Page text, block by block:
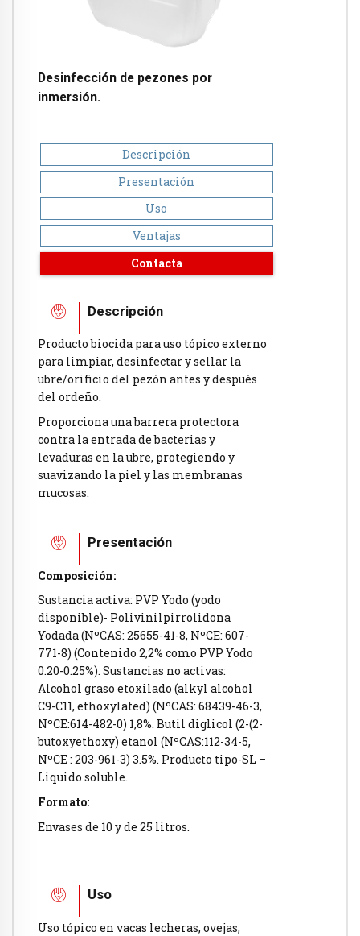
Desinfección de pezones por
inmersión.
Descripción
Presentación
Uso
Ventajas
Contacta
Descripción
Producto biocida para uso tópico externo
para limpiar, desinfectar y sellar la
ubre/orificio del pezón antes y después
del ordeño.
Proporciona una barrera protectora
contra la entrada de bacterias y
levaduras en la ubre, protegiendo y
suavizando la piel y las membranas
mucosas.
Presentación
Composición:
Sustancia activa: PVP Yodo (yodo
disponible)- Polivinilpirrolidona
Yodada (NºCAS: 25655-41-8, NºCE: 607-
771-8) (Contenido 2,2% como PVP Yodo
0.20-0.25%). Sustancias no activas:
Alcohol graso etoxilado (alkyl alcohol
C9-C11, ethoxylated) (NºCAS: 68439-46-3,
NºCE:614-482-0) 1,8%. Butil diglicol (2-(2-
butoxyethoxy) etanol (NºCAS:112-34-5,
NºCE : 203-961-3) 3.5%. Producto tipo-SL –
Liquido soluble.
Formato:
Envases de 10 y de 25 litros.
Uso
Uso tópico en vacas lecheras, ovejas,